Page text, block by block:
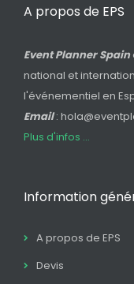
A propos de EPS
Event Planner Spain
national et
l'événementiel en
Email:
Plus d'infos ...
Information
A propos de EPS
Devis